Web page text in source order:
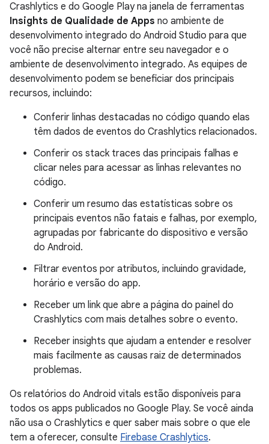
Crashlytics e do Google Play na janela de ferramentas
Insights de Qualidade de Apps no ambiente de
desenvolvimento integrado do Android Studio para que
você não precise alternar entre seu navegador e o
ambiente de desenvolvimento integrado. As equipes de
desenvolvimento podem se beneficiar dos principais
recursos, incluindo:
Conferir linhas destacadas no código quando elas
têm dados de eventos do Crashlytics relacionados.
Conferir os stack traces das principais falhas e
clicar neles para acessar as linhas relevantes no
código.
Conferir um resumo das estatísticas sobre os
principais eventos não fatais e falhas, por exemplo,
agrupadas por fabricante do dispositivo e versão
do Android.
Filtrar eventos por atributos, incluindo gravidade,
horário e versão do app.
Receber um link que abre a página do painel do
Crashlytics com mais detalhes sobre o evento.
Receber insights que ajudam a entender e resolver
mais facilmente as causas raiz de determinados
problemas.
Os relatórios do Android vitals estão disponíveis para
todos os apps publicados no Google Play. Se você ainda
não usa o Crashlytics e quer saber mais sobre o que ele
tem a oferecer, consulte Firebase Crashlytics.